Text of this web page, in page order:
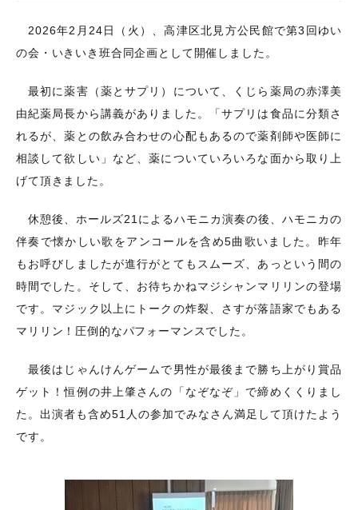
2026年2月24日（火）、高津区北見方公民館で第3回ゆい
の会・いきいき班合同企画として開催しました。
最初に薬害（薬とサプリ）について、くじら薬局の赤澤美
由紀薬局長から講義がありました 。「サプリは食品に分類さ
れるが、薬との飲み合わせの心配もあるので薬剤師や医師に
相談して欲しい」など、薬についていろいろな面から取り上
げて頂きました。
休憩後、ホールズ21によるハモニカ演奏の後、ハモニカの
伴奏で懐かしい歌をアンコールを含め5曲歌いました。昨年
もお呼びしましたが進行がとてもスムーズ、あっという間の
時間でした。 そして、お待ちかねマジシャンマリリンの登場
です。マジック以上にトークの炸裂、さすが落語家でもある
マリリン！圧倒的なパフォーマンスでした。
最後はじゃんけんゲームで男性が最後まで勝ち上がり賞品
ゲット！恒例の井上肇さんの「なぞなぞ」で締めくくりまし
た。出演者も含め51人の参加でみなさん満足して頂けたよう
です。